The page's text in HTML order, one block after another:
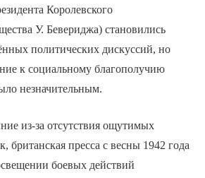
Королевского
У. Бевериджа) становились
политических дискуссий, но
к социальному благополучию
незначительным.
из-за отсутствия ощутимых
британская пресса с весны 1942 года
боевых действий